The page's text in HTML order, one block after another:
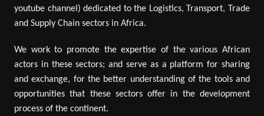
youtube channel) dedicated to the Logistics, Transport, Trade
and Supply Chain sectors in Africa.
We work to promote the expertise of the various African
actors in these sectors; and serve as a platform for sharing
and exchange, for the better understanding of the tools and
opportunities that these sectors offer in the development
process of the continent.